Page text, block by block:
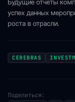
Будущие отчёты
успех данных
роста в отрасли.
CEREBRAS
Поделиться: